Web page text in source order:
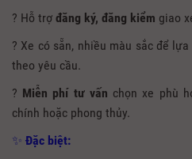
? Hỗ trợ đăng ký, đăng kiểm giao
? Xe có sẵn, nhiều màu sắc để
theo yêu cầu.
? Miễn phí tư vấn chọn xe phù
chính hoặc phong thủy.
✨ Đặc biệt: